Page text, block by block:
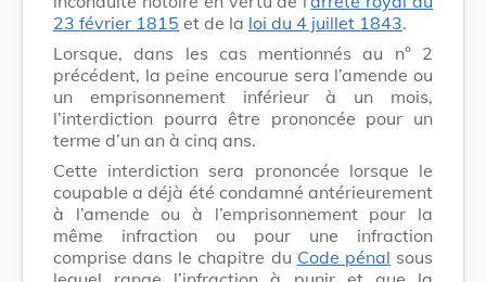
23 février 1815 et de la loi du 4 juillet 1843.
Lorsque, dans les cas mentionnés au n° 2
précédent, la peine encourue sera l’amende ou
un emprisonnement inférieur à un mois,
l’interdiction pourra être prononcée pour un
terme d’un an à cinq ans.
Cette interdiction sera prononcée lorsque le
coupable a déjà été condamné antérieurement
à l’amende ou à l’emprisonnement pour la
même infraction ou pour une infraction
comprise dans le chapitre du Code pénal sous